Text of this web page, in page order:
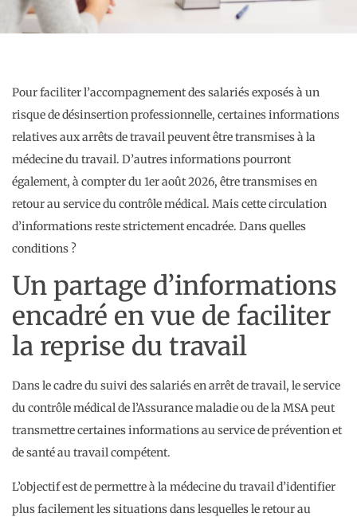
Pour faciliter l’accompagnement des salariés exposés à un
risque de désinsertion professionnelle, certaines informations
relatives aux arrêts de travail peuvent être transmises à la
médecine du travail. D’autres informations pourront
également, à compter du 1er août 2026, être transmises en
retour au service du contrôle médical. Mais cette circulation
d’informations reste strictement encadrée. Dans quelles
conditions ?
Un partage d’informations
encadré en vue de faciliter
la reprise du travail
Dans le cadre du suivi des salariés en arrêt de travail, le service
du contrôle médical de l’Assurance maladie ou de la MSA peut
transmettre certaines informations au service de prévention et
de santé au travail compétent.
L’objectif est de permettre à la médecine du travail d’identifier
plus facilement les situations dans lesquelles le retour au